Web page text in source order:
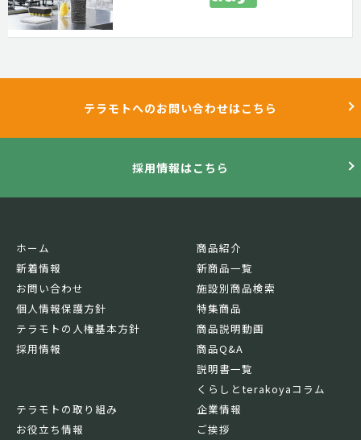
テラモトへのお問い合わせはこちら
採用情報はこちら
ホーム
新着情報
お問い合わせ
個人情報保護方針
テラモトの人権基本方針
採用情報
商品紹介
新商品一覧
施設別商品検索
特集商品
商品説明動画
商品Q&A
説明書一覧
くらしとterakoyaコラム
テラモトの取り組み
お役立ち情報
企業情報
ご挨拶